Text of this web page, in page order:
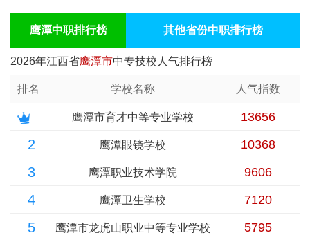
鹰潭中职排行榜 其他省份中职排行榜
2026年江西省鹰潭市中专技校人气排行榜
排名 学校名称 人气指数
鹰潭市育才中等专业学校 13656
2 鹰潭眼镜学校 10368
3 鹰潭职业技术学院 9606
4 鹰潭卫生学校 7120
5 鹰潭市龙虎山职业中等专业学校 5795